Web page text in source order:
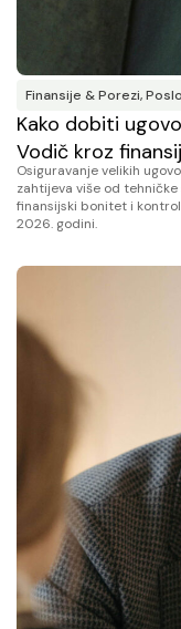
Finansije & Porezi,
Kako dobiti
Vodič kroz
Osiguravanje velikih
zahtijeva više od
finansijski bonitet i
2026. godini.